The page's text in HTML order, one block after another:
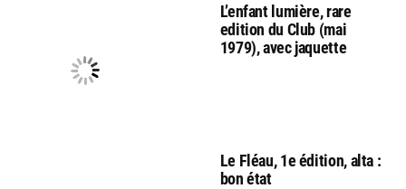
L’enfant lumière, rare
edition du Club (mai
1979), avec jaquette
Le Fléau, 1e édition, alta :
bon état